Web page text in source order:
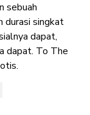
sebuah
durasi singkat
dapat,
dapat. To The